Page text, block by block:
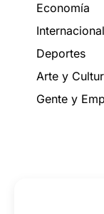
Economía
Deportes
Arte y
Gente y